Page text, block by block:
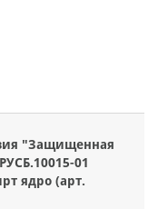
"Защищенная
01
ядро (арт.